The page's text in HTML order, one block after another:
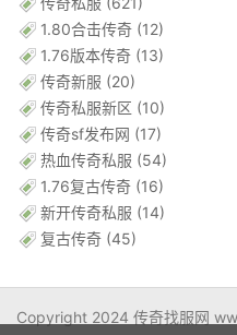
1.80合击传奇 (12)
1.76版本传奇 (13)
传奇新服 (20)
传奇私服新区 (10)
传奇sf发布网 (17)
热血传奇私服 (54)
1.76复古传奇 (16)
新开传奇私服 (14)
复古传奇 (45)
Copyright 2024 传奇找服网